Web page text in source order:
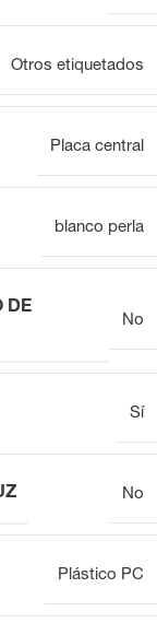
Otros etiquetados
Placa central
blanco perla
DE
No
Sí
No
Plástico PC